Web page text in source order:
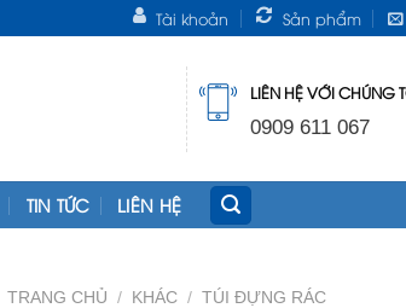
Tài khoản Sản phẩm
LIÊN HỆ VỚI CHÚNG
0909 611 067
TIN TỨC LIÊN HỆ
TRANG CHỦ / KHÁC / TÚI ĐỰNG RÁC